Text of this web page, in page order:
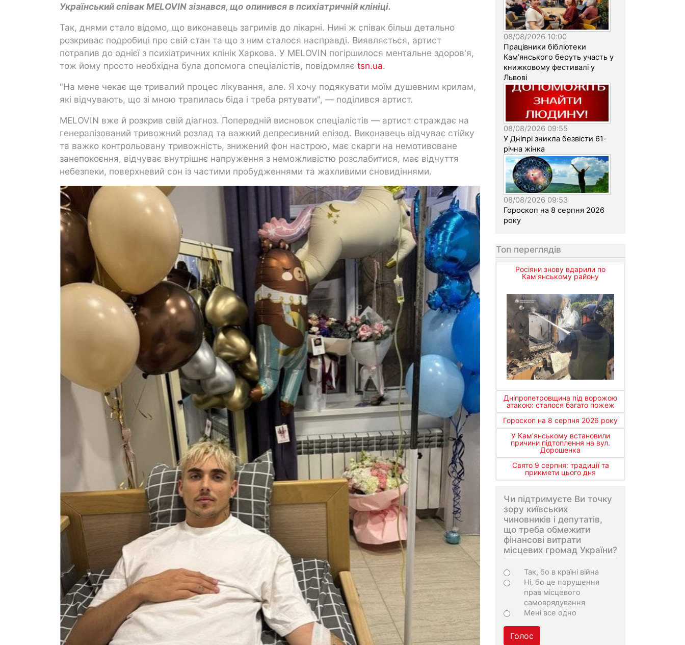
Український співак MELOVIN зізнався, що опинився в психіатричній клініці.
Так, днями стало відомо, що виконавець загримів до лікарні. Нині ж співак більш детально
розкриває подробиці про свій стан та що з ним сталося насправді. Виявляється, артист
потрапив до однієї з психіатричних клінік Харкова. У MELOVIN погіршилося ментальне здоров'я,
тож йому просто необхідна була допомога спеціалістів, повідомляє tsn.ua.
"На мене чекає ще тривалий процес лікування, але. Я хочу подякувати моїм душевним крилам,
які відчувають, що зі мною трапилась біда і треба рятувати", — поділився артист.
MELOVIN вже й розкрив свій діагноз. Попередній висновок спеціалістів — артист страждає на
генералізований тривожний розлад та важкий депресивний епізод. Виконавець відчуває стійку
та важко контрольовану тривожність, знижений фон настрою, має скарги на немотивоване
занепокоєння, відчуває внутрішнє напруження з неможливістю розслабитися, має відчуття
небезпеки, поверхневий сон із частими пробудженнями та жахливими сновидіннями.
08/08/2026 10:00
Працівники бібліотеки
Кам’янського беруть участь у
книжковому фестивалі у
Львові
08/08/2026 09:55
У Дніпрі зникла безвісти 61-
річна жінка
08/08/2026 09:53
Гороскоп на 8 серпня 2026
року
Топ переглядів
Росіяни знову вдарили по
Кам'янському району
Дніпропетровщина під ворожою
атакою: сталося багато пожеж
Гороскоп на 8 серпня 2026 року
У Кам’янському встановили
причини підтоплення на вул.
Дорошенка
Свято 9 серпня: традиції та
прикмети цього дня
Чи підтримуєте Ви точку
зору київських
чиновників і депутатів,
що треба обмежити
фінансові витрати
місцевих громад України?
Варіанти
Так, бо в країні війна
Ні, бо це порушення
прав місцевого
самоврядування
Мені все одно
Голос